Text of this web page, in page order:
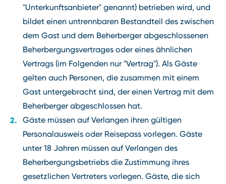
"Unterkunftsanbieter" genannt) betrieben wird, und
bildet einen untrennbaren Bestandteil des zwischen
dem Gast und dem Beherberger abgeschlossenen
Beherbergungsvertrages oder eines ähnlichen
Vertrags (im Folgenden nur "Vertrag"). Als Gäste
gelten auch Personen, die zusammen mit einem
Gast untergebracht sind, der einen Vertrag mit dem
Beherberger abgeschlossen hat.
Gäste müssen auf Verlangen ihren gültigen
Personalausweis oder Reisepass vorlegen. Gäste
unter 18 Jahren müssen auf Verlangen des
Beherbergungsbetriebs die Zustimmung ihres
gesetzlichen Vertreters vorlegen. Gäste, die sich